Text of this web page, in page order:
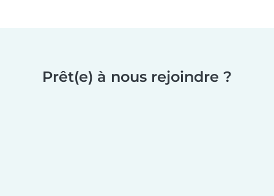
Prêt(e) à nous rejoindre ?